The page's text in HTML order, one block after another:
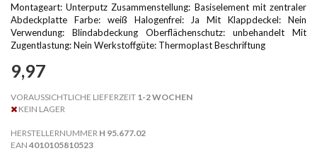
Montageart: Unterputz Zusammenstellung: Basiselement mit zentraler
Abdeckplatte Farbe: weiß Halogenfrei: Ja Mit Klappdeckel: Nein
Verwendung: Blindabdeckung Oberflächenschutz: unbehandelt Mit
Zugentlastung: Nein Werkstoffgüte: Thermoplast Beschriftung
9,97
VORAUSSICHTLICHE LIEFERZEIT 1-2 WOCHEN
KEIN LAGER
HERSTELLERNUMMER H 95.677.02
EAN 4010105810523